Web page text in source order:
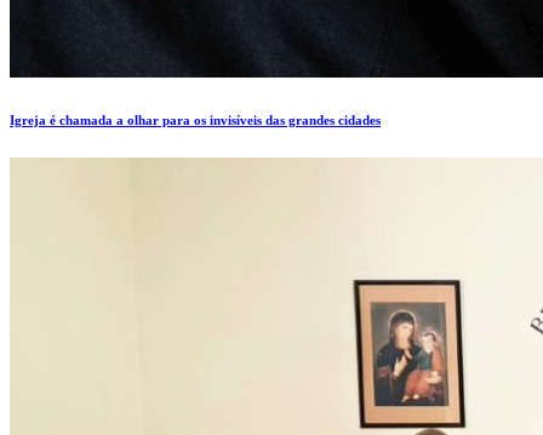
Igreja é chamada a olhar para os invisíveis das grandes cidades